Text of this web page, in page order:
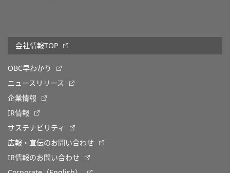
会社情報TOP
OBC早わかり
ニュースリリース
企業情報
IR情報
サステナビリティ
広報・宣伝のお問い合わせ
IR情報のお問い合わせ